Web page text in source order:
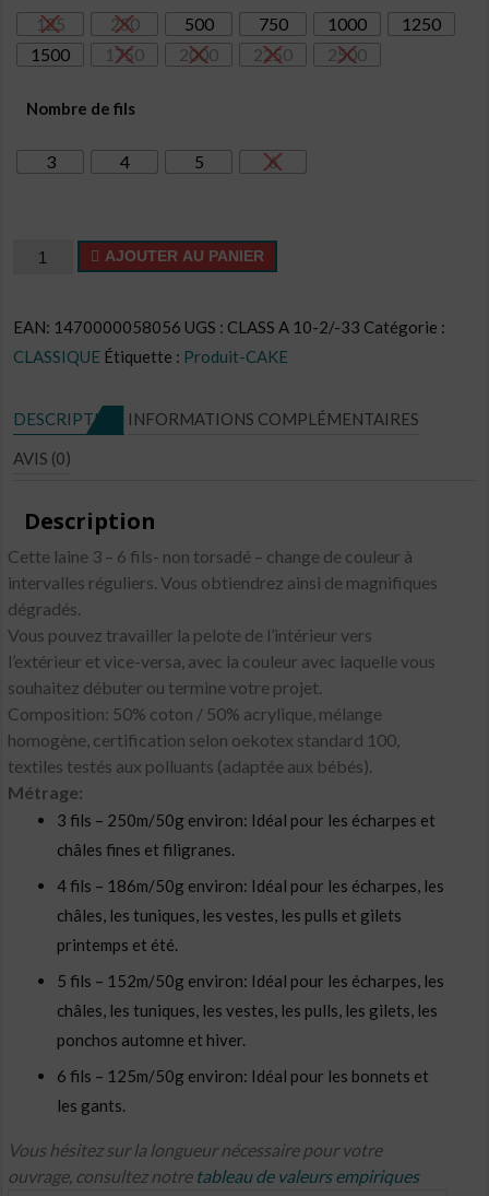
26,10€
125 250 500 750 1000
1250
1500
1750 2000 2250 2500
Nombre de fils
3 4 5 6
quantité
AJOUTER AU PANIER
EAN: 1470000058056 UGS : CLASS A 10-2/-33 Catégorie :
CLASSIQUE Étiquette : Produit-CAKE
DESCRIPTION
INFORMATIONS COMPLÉMENTAIRES
AVIS (0)
Description
Cette laine 3 – 6 fils- non torsadé – change de couleur à
intervalles réguliers. Vous obtiendrez ainsi de magnifiques
dégradés.
Vous pouvez travailler la pelote de l’intérieur vers
l’extérieur et vice-versa, avec la couleur avec laquelle vous
souhaitez débuter ou termine votre projet.
Composition: 50% coton / 50% acrylique, mélange
homogène, certification selon oekotex standard 100,
textiles testés aux polluants (adaptée aux bébés).
Métrage:
3 fils – 250m/50g environ: Idéal pour les écharpes et
châles fines et filigranes.
4 fils – 186m/50g environ: Idéal pour les écharpes, les
châles, les tuniques, les vestes, les pulls et gilets
printemps et été.
5 fils – 152m/50g environ: Idéal pour les écharpes, les
châles, les tuniques, les vestes, les pulls, les gilets, les
ponchos automne et hiver.
6 fils – 125m/50g environ: Idéal pour les bonnets et
les gants.
Vous hésitez sur la longueur nécessaire pour votre
ouvrage, consultez notre tableau de valeurs empiriques